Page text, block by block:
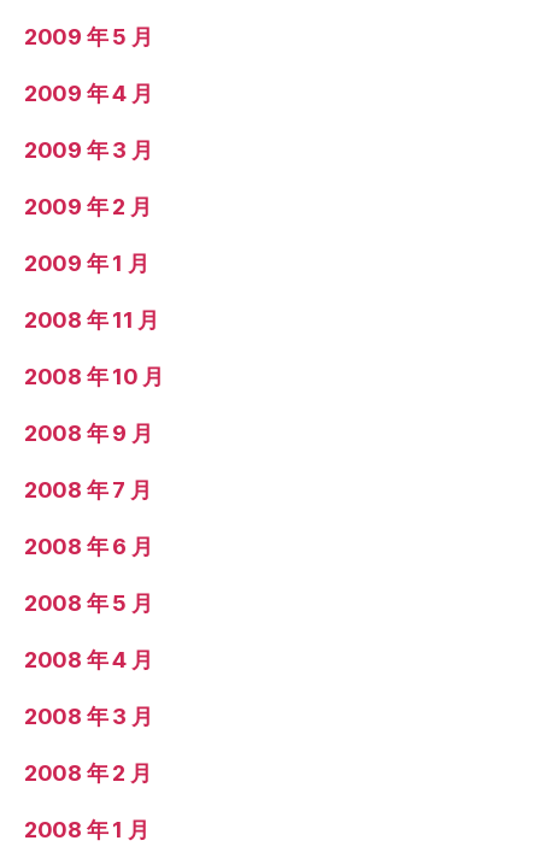
2009 年 5 月
2009 年 4 月
2009 年 3 月
2009 年 2 月
2009 年 1 月
2008 年 11 月
2008 年 10 月
2008 年 9 月
2008 年 7 月
2008 年 6 月
2008 年 5 月
2008 年 4 月
2008 年 3 月
2008 年 2 月
2008 年 1 月